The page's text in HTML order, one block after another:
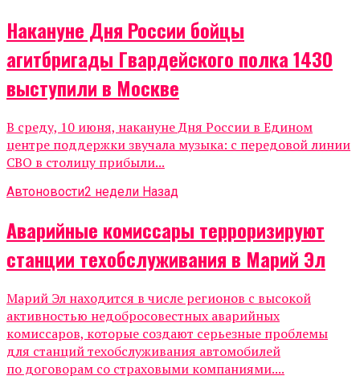
Накануне Дня России бойцы
агитбригады Гвардейского полка 1430
выступили в Москве
В среду, 10 июня, накануне Дня России в Едином
центре поддержки звучала музыка: с передовой линии
СВО в столицу прибыли...
Автоновости2 недели Назад
Аварийные комиссары терроризируют
станции техобслуживания в Марий Эл
Марий Эл находится в числе регионов с высокой
активностью недобросовестных аварийных
комиссаров, которые создают серьезные проблемы
для станций техобслуживания автомобилей
по договорам со страховыми компаниями....